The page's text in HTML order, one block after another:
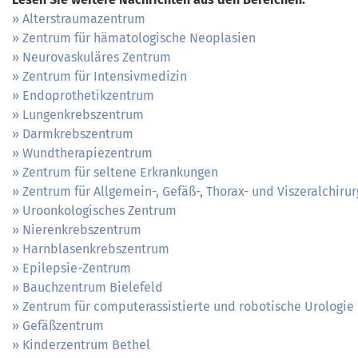
Alterstraumazentrum
Zentrum für hämatologische Neoplasien
Neurovaskuläres Zentrum
Zentrum für Intensivmedizin
Endoprothetikzentrum
Lungenkrebszentrum
Darmkrebszentrum
Wundtherapiezentrum
Zentrum für seltene Erkrankungen
Zentrum für Allgemein-, Gefäß-, Thorax- und
Uroonkologisches Zentrum
Nierenkrebszentrum
Harnblasenkrebszentrum
Epilepsie-Zentrum
Bauchzentrum Bielefeld
Zentrum für computerassistierte und robotische Urologie
Gefäßzentrum
Kinderzentrum Bethel